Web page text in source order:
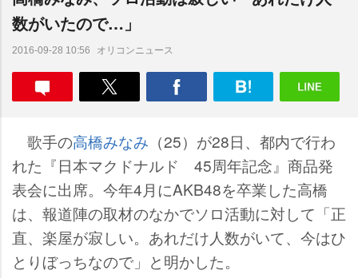
数がいたので…」
2016-09-28 10:56 オリコンニュース
歌手の高橋みなみ （25）が28日、都内で行わ
れた『日本マクドナルド 45周年記念』商品発
表会に出席。今年4月にAKB48を卒業した高橋
は、報道陣の取材のなかでソロ活動に対して「正
直、楽屋が寂しい。あれだけ人数がいて、今はひ
とりぼっちなので」と明かした。